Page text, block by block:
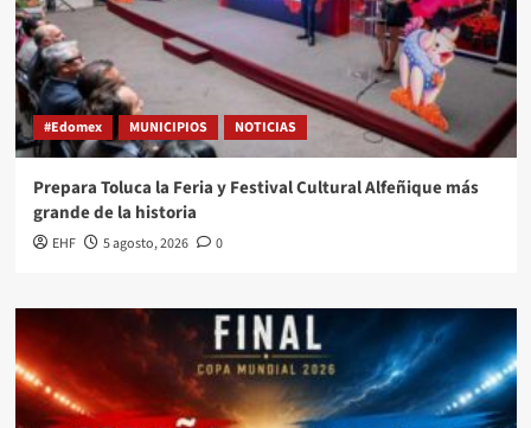
#Edomex MUNICIPIOS NOTICIAS
Prepara Toluca la Feria y Festival Cultural Alfeñique más
grande de la historia
EHF 5 agosto, 2026 0